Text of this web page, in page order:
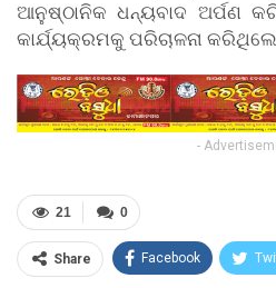
ଆନୁଷ୍ଠାନିକ ଧନ୍ୟବାଦ ଅର୍ପଣ
କାର୍ଯ୍ୟକ୍ରମକୁ ପରିଚାଳନା
-
0
21
Share Facebook